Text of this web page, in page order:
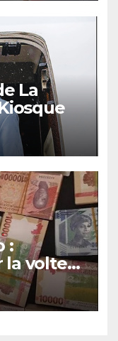
La
:
la volte-